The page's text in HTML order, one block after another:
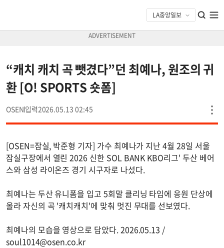
“캐치 캐치 곡 뺏겼다”던 최예나, 원조의 귀
환 [O! SPORTS 숏폼]
OSEN 2026.05.13 02:45
[OSEN=잠실, 박준형 기자] 가수 최예나가 지난 4월 28일 서울
잠실구장에서 열린 2026 신한 SOL BANK KBO리그' 두산 베어
스와 삼성 라이온즈 경기 시구자로 나섰다.
최예나는 두산 유니폼을 입고 5회말 클리닝 타임에 응원 단상에
올라 자신의 곡 '캐치캐치'에 맞춰 멋진 무대를 선보였다.
최예나의 모습을 영상으로 담았다. 2026.05.13 /
soul1014@osen.co.kr